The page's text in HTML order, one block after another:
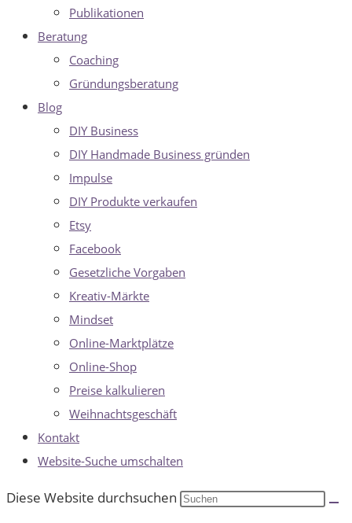
Publikationen
Beratung
Coaching
Gründungsberatung
Blog
DIY Business
DIY Handmade Business gründen
Impulse
DIY Produkte verkaufen
Etsy
Facebook
Gesetzliche Vorgaben
Kreativ-Märkte
Mindset
Online-Marktplätze
Online-Shop
Preise kalkulieren
Weihnachtsgeschäft
Kontakt
Website-Suche umschalten
Diese Website durchsuchen